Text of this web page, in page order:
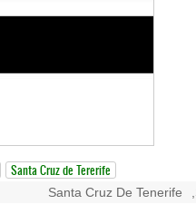
Santa Cruz de Tererife
Santa Cruz De Tenerife